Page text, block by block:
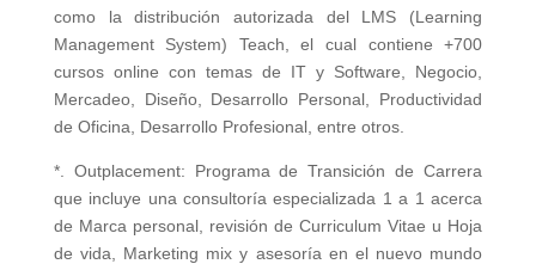
como la distribución autorizada del LMS (Learning
Management System) Teach, el cual contiene +700
cursos online con temas de IT y Software, Negocio,
Mercadeo, Diseño, Desarrollo Personal, Productividad
de Oficina, Desarrollo Profesional, entre otros.
*. Outplacement: Programa de Transición de Carrera
que incluye una consultoría especializada 1 a 1 acerca
de Marca personal, revisión de Curriculum Vitae u Hoja
de vida, Marketing mix y asesoría en el nuevo mundo